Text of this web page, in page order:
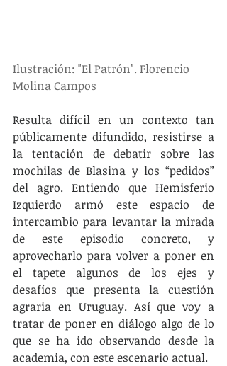
Ilustración: "El Patrón". Florencio
Molina Campos
Resulta difícil en un contexto tan
públicamente difundido, resistirse a
la tentación de debatir sobre las
mochilas de Blasina y los “pedidos”
del agro. Entiendo que Hemisferio
Izquierdo armó este espacio de
intercambio para levantar la mirada
de este episodio concreto, y
aprovecharlo para volver a poner en
el tapete algunos de los ejes y
desafíos que presenta la cuestión
agraria en Uruguay. Así que voy a
tratar de poner en diálogo algo de lo
que se ha ido observando desde la
academia, con este escenario actual.